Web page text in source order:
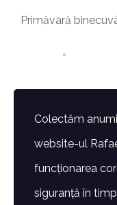
Primăvară
Colectăm
website-ul
funcționarea
siguranță în